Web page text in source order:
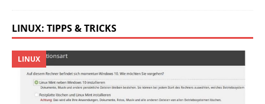
LINUX: TIPPS & TRICKS
LINUX